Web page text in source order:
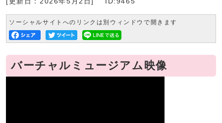
ソーシャルサイトへのリンクは別ウィンドウで開きます
バーチャルミュージアム映像